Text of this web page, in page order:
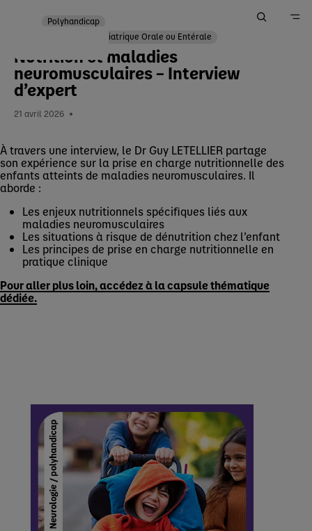
Accueil
Me Former
Actualités
Polyhandicap
Dénutrition Pédiatrique Orale ou Entérale
21 avril 2026
Nutrition et maladies
neuromusculaires – Interview
d’expert
À travers une interview, le Dr Guy LETELLIER partage
son expérience sur la prise en charge nutritionnelle des
enfants atteints de maladies neuromusculaires. Il
aborde :
Les enjeux nutritionnels spécifiques liés aux
maladies neuromusculaires
Les situations à risque de dénutrition chez l’enfant
Les principes de prise en charge nutritionnelle en
pratique clinique
Pour aller plus loin, accédez à la capsule thématique
dédiée.